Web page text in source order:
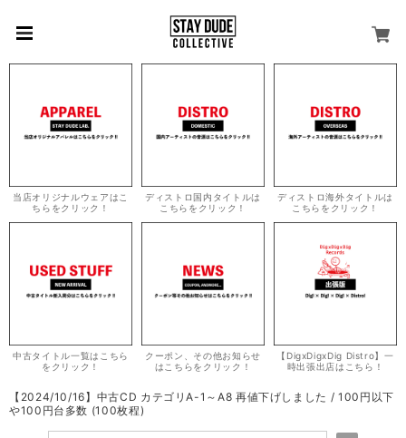
当店オリジナルウェアはこ
ちらをクリック！
ディストロ国内タイトルは
こちらをクリック！
ディストロ海外タイトルは
こちらをクリック！
中古タイトル一覧はこちら
をクリック！
クーポン、その他お知らせ
はこちらをクリック！
【DigxDigxDig Distro】一
時出張出店はこちら！
【2024/10/16】中古CD カテゴリA-1～A8 再値下げしました / 100円以下
や100円台多数 (100枚程)